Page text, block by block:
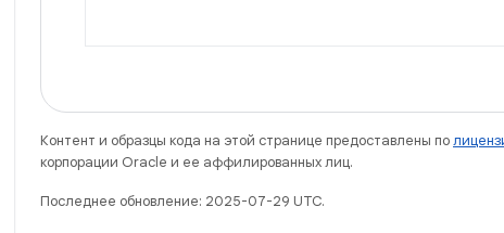
Контент и образцы кода на этой странице предоставлены по
корпорации Oracle и ее аффилированных лиц.
Последнее обновление: 2025-07-29 UTC.